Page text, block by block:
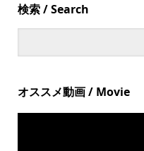
検索 / Search
オススメ動画 / Movie